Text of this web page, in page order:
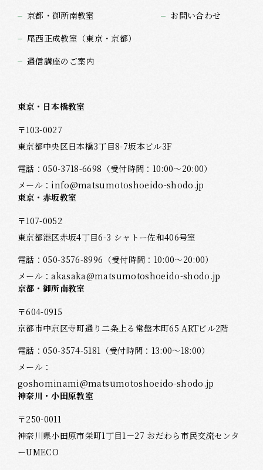
京都・御所南教室
尾西正成教室（東京・京都）
通信講座のご案内
お問い合わせ
東京・日本橋教室
〒103-0027
東京都中央区日本橋3丁目8-7坂本ビル3F
電話：050-3718-6698 （受付時間：10:00～20:00）
メール： info@matsumotoshoeido-shodo.jp
東京・赤坂教室
〒107-0052
東京都港区赤坂4丁目6-3 シャトー佐和406号室
電話：050-3576-8996 （受付時間：10:00～20:00）
メール：akasaka@matsumotoshoeido-shodo.jp
京都・御所南教室
〒604-0915
京都市中京区寺町通り二条上る常盤木町65 ARTビル2階
電話：050-3574-5181 （受付時間：13:00～18:00）
メール：
goshominami@matsumotoshoeido-shodo.jp
神奈川・小田原教室
〒250-0011
神奈川県小田原市栄町1丁目1－27 おだわら市民交流センタ
ーUMECO